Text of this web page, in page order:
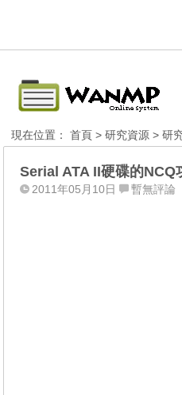
現在位置：首頁 >研究資源 >研
Serial ATA II硬碟的NCQ
2011年05月10日 暫無評論